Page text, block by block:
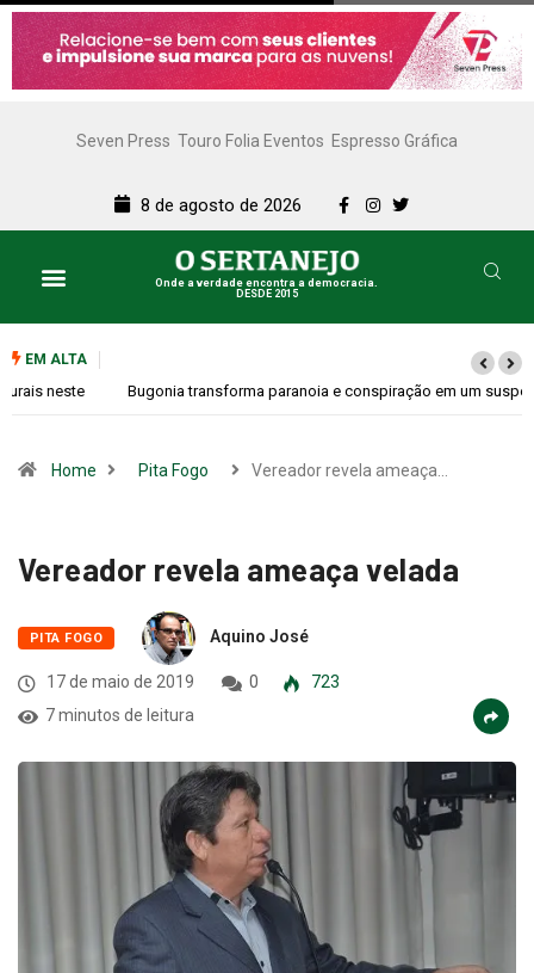
Seven Press Touro Folia Eventos Espresso Gráfica
8 de agosto de 2026
Onde a verdade encontra a democracia.
DESDE 2015
EM ALTA
Bugonia transforma paranoia e conspiração em um suspense imprevisível
Home Pita Fogo Vereador revela ameaça…
Vereador revela ameaça velada
PITA FOGO Aquino José
17 de maio de 2019 0
723
7 minutos de leitura